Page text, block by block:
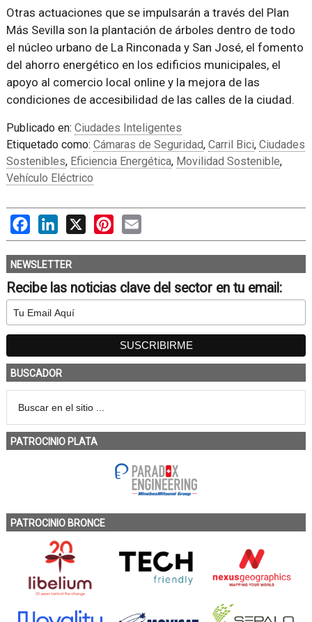
Otras actuaciones que se impulsarán a través del Plan
Más Sevilla son la plantación de árboles dentro de todo
el núcleo urbano de La Rinconada y San José, el fomento
del ahorro energético en los edificios municipales, el
apoyo al comercio local online y la mejora de las
condiciones de accesibilidad de las calles de la ciudad.
Publicado en: Ciudades Inteligentes
Etiquetado como: Cámaras de Seguridad, Carril Bici, Ciudades
Sostenibles, Eficiencia Energética, Movilidad Sostenible,
Vehículo Eléctrico
FacebookLinkedIn
X PinterestEmail
NEWSLETTER
Recibe las noticias clave del sector en tu email:
BUSCADOR
PATROCINIO PLATA
PATROCINIO BRONCE